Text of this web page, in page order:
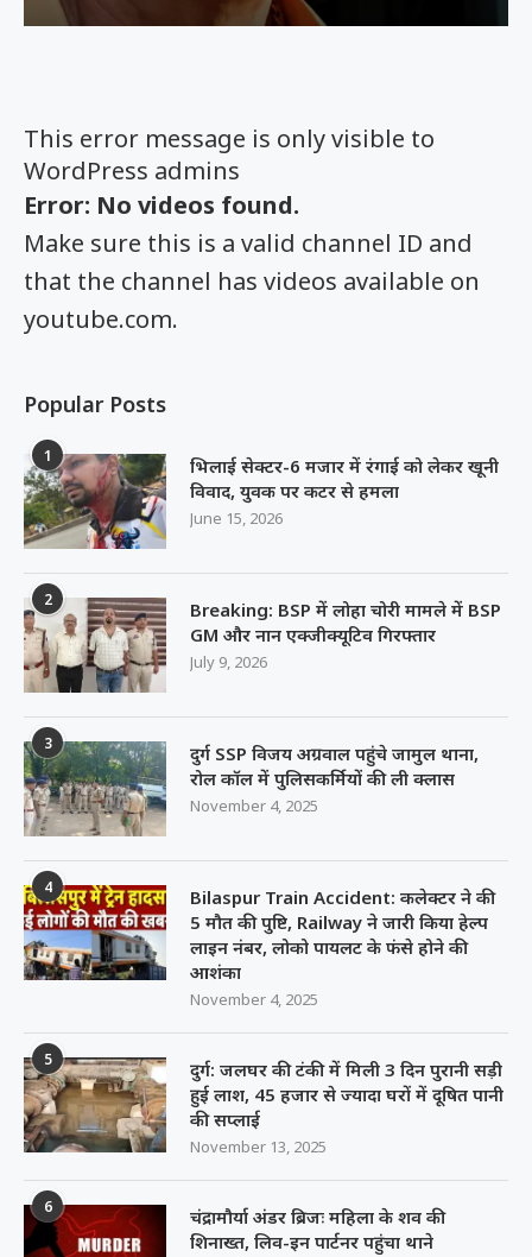
This error message is only visible to
WordPress admins
Error: No videos found.
Make sure this is a valid channel ID and
that the channel has videos available on
youtube.com.
Popular Posts
1
भिलाई सेक्टर-6 मजार में रंगाई को लेकर खूनी
विवाद, युवक पर कटर से हमला
June 15, 2026
2
Breaking: BSP में लोहा चोरी मामले में BSP
GM और नान एक्जीक्यूटिव गिरफ्तार
July 9, 2026
3
दुर्ग SSP विजय अग्रवाल पहुंचे जामुल थाना,
रोल कॉल में पुलिसकर्मियों की ली क्लास
November 4, 2025
4
Bilaspur Train Accident: कलेक्टर ने की
5 मौत की पुष्टि, Railway ने जारी किया हेल्प
लाइन नंबर, लोको पायलट के फंसे होने की
आशंका
November 4, 2025
5
दुर्ग: जलघर की टंकी में मिली 3 दिन पुरानी सड़ी
हुई लाश, 45 हजार से ज्यादा घरों में दूषित पानी
की सप्लाई
November 13, 2025
6
चंद्रामौर्या अंडर ब्रिजः महिला के शव की
शिनाख्त, लिव-इन पार्टनर पहुंचा थाने